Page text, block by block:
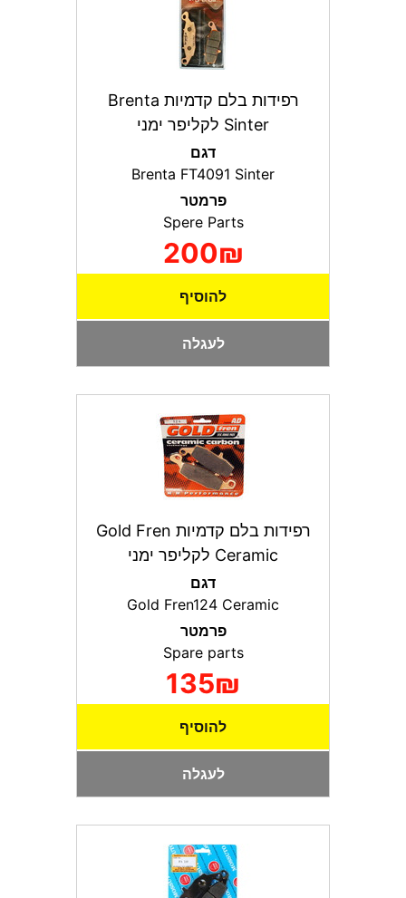
רפידות בלם קדמיות Brenta
Sinter לקליפר ימני
דגם
Brenta FT4091 Sinter
פרמטר
Spere Parts
200₪
להוסיף
לעגלה
רפידות בלם קדמיות Gold Fren
Ceramic לקליפר ימני
דגם
Gold Fren124 Ceramic
פרמטר
Spare parts
135₪
להוסיף
לעגלה